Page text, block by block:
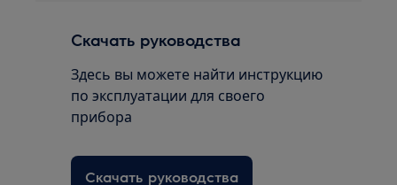
Скачать руководства
Здесь вы можете найти инструкцию
по эксплуатации для своего
прибора
Скачать руководства